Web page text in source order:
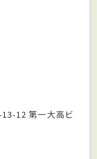
12 第一大高ビ